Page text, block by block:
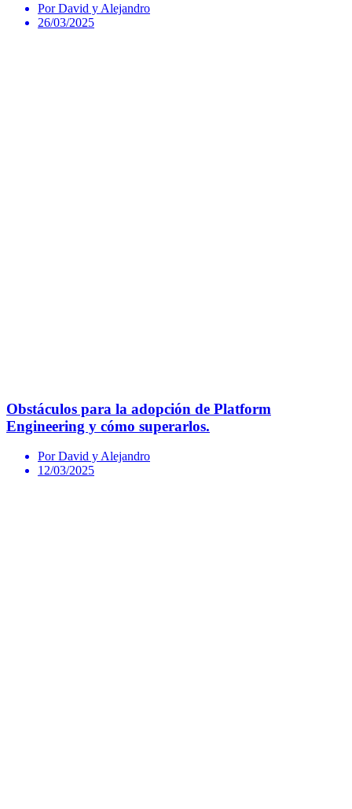
Por David y Alejandro
26/03/2025
Obstáculos para la adopción de Platform
Engineering y cómo superarlos.
Por David y Alejandro
12/03/2025